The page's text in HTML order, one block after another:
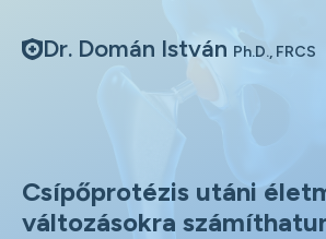
Dr. Domán István Ph.D., FRCS
Csípőprotézis utáni
változásokra